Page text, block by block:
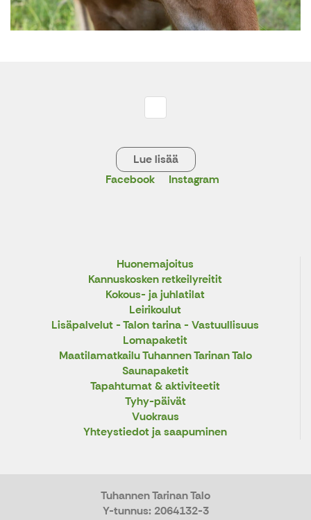
Lue lisää
Facebook
Instagram
Huonemajoitus
Kannuskosken retkeilyreitit
Kokous- ja juhlatilat
Leirikoulut
Lisäpalvelut - Talon tarina - Vastuullisuus
Lomapaketit
Maatilamatkailu Tuhannen Tarinan Talo
Saunapaketit
Tapahtumat & aktiviteetit
Tyhy-päivät
Vuokraus
Yhteystiedot ja saapuminen
Tuhannen Tarinan Talo
Y-tunnus: 2064132-3